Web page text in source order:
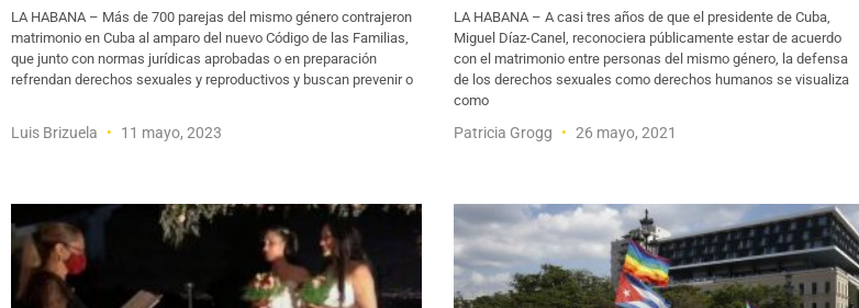
LA HABANA – Más de 700 parejas del mismo género contrajeron
matrimonio en Cuba al amparo del nuevo Código de las Familias,
que junto con normas jurídicas aprobadas o en preparación
refrendan derechos sexuales y reproductivos y buscan prevenir o
Luis Brizuela 11 mayo, 2023
LA HABANA – A casi tres años de que el presidente de Cuba,
Miguel Díaz-Canel, reconociera públicamente estar de acuerdo
con el matrimonio entre personas del mismo género, la defensa
de los derechos sexuales como derechos humanos se visualiza
como
Patricia Grogg 26 mayo, 2021